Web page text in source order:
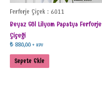
Ferforje Çiçek : 6011
Beyaz Gül Lilyum Papatya Ferforje
Çiçeği
₺880,00 + KDV
Sepete Ekle